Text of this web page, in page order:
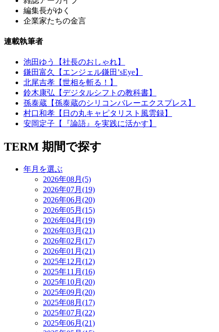
編集長がゆく
企業家たちの金言
連載執筆者
池田ゆう【社長のおしゃれ】
鎌田富久【エンジェル鎌田’sEye】
北尾吉孝【世相を斬る！】
鈴木康弘【デジタルシフトの教科書】
孫泰蔵【孫泰蔵のシリコンバレーエクスプレス】
村口和孝【日の丸キャピタリスト風雲録】
安岡定子【『論語』を実践に活かす】
TERM 期間で探す
年月を選ぶ
2026年08月(5)
2026年07月(19)
2026年06月(20)
2026年05月(15)
2026年04月(19)
2026年03月(21)
2026年02月(17)
2026年01月(21)
2025年12月(12)
2025年11月(16)
2025年10月(20)
2025年09月(20)
2025年08月(17)
2025年07月(22)
2025年06月(21)